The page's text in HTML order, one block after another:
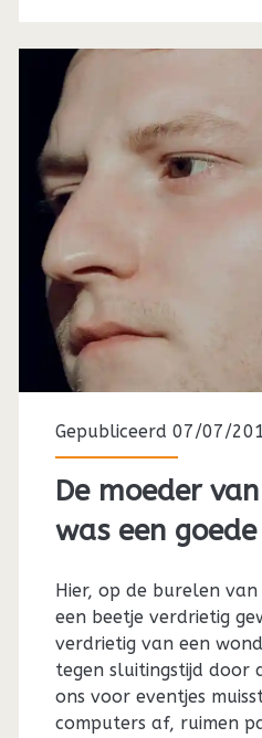
Gepubliceerd 07/07/
De moeder
was een
Hier, op de burelen van
een beetje verdrietig
verdrietig van een
tegen sluitingstijd door
ons voor eventjes
computers af, ruimen